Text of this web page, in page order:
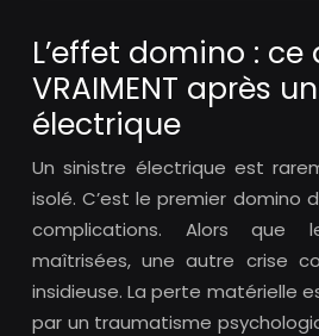
L’effet domino :
VRAIMENT après
électrique
Un sinistre électrique est
isolé. C’est le premier domino
complications. Alors que
maîtrisées, une autre crise
insidieuse. La perte matérielle
par un traumatisme